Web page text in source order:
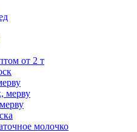
от 2 т
мерву
молочко